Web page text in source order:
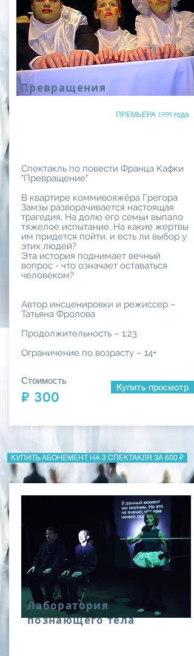
Превращения
ПРЕМЬЕРА 1999 года
Спектакль по повести Франца Кафки
"Превращение"
В квартире коммивояжёра Грегора
Замзы разворачивается настоящая
трагедия. На долю его семьи выпало
тяжелое испытание. На какие жертвы
им придется пойти, и есть ли выбор у
этих людей?
Эта история поднимает вечный
вопрос - что означает оставаться
человеком?
Автор инсценировки и режиссер –
Татьяна Фролова
Продолжительность – 1:23
Ограничение по возрасту – 14+
Стоимость
₽ 300
Купить просмотр
КУПИТЬ АБОНЕМЕНТ НА 3 СПЕКТАКЛЯ ЗА 600 ₽
Лаборатория
познающего тела